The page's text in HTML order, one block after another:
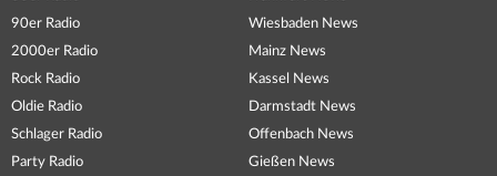
90er Radio
2000er Radio
Rock Radio
Oldie Radio
Schlager Radio
Party Radio
Wiesbaden News
Mainz News
Kassel News
Darmstadt News
Offenbach News
Gießen News